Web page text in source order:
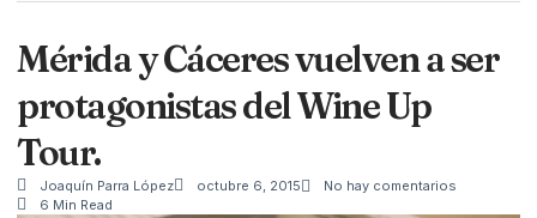
Mérida y Cáceres vuelven a ser
protagonistas del Wine Up
Tour.
Joaquín Parra López octubre 6, 2015
No hay comentarios
6 Min Read